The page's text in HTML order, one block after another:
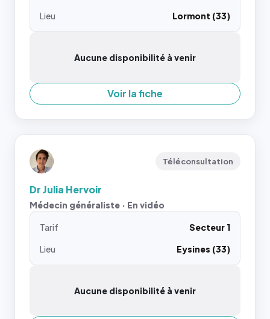
Lieu
Lormont (33)
Aucune disponibilité à venir
Voir la fiche
Téléconsultation
Dr Julia Hervoir
Médecin généraliste · En vidéo
Tarif
Secteur 1
Lieu
Eysines (33)
Aucune disponibilité à venir